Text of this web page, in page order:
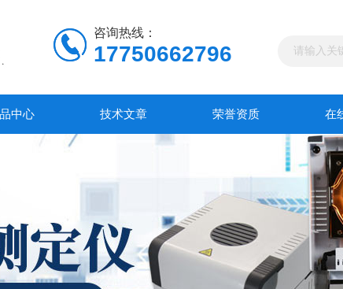
咨询热线：
17750662796
中心 技术文章 荣誉资质 在